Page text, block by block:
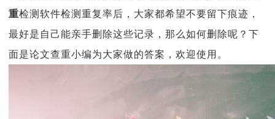
重检测软件检测重复率后，大家都希望不要留下痕迹，
最好是自己能亲手删除这些记录，那么如何删除呢？下
面是论文查重小编为大家做的答案，欢迎使用。